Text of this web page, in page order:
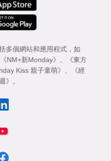
多個網站和應用程式，如
《NM+新Monday》
《東方
Kiss 親子童萌》
《經
》
。